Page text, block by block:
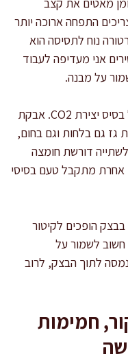
התפחה ארוכה יותר
נוח לתסיסה הוא
עשירים אני מעדיפה לעבוד
על מבנה.
אבקת אפייה וסודה לשתייה פועלות על בסיס יצירת CO2. אבקת
גז גם בלחות וגם בחום,
לשתייה דורשת חומצה
אחרת מתקבל טעם בסיסי
בבצק הופכים לקיטור
חשוב לשמור על
לתוך הבצק, לרוב
חמימות